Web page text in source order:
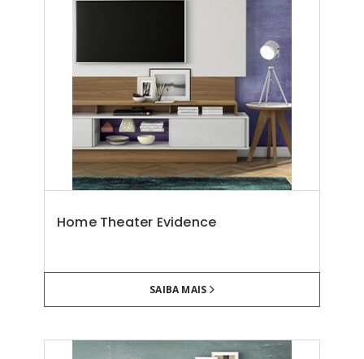
Home Theater Evidence
SAIBA MAIS